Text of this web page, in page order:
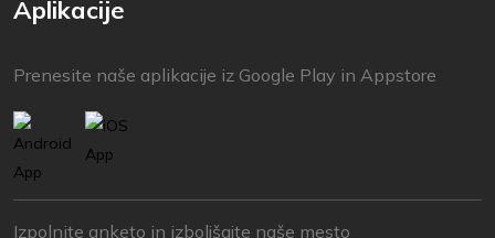
Aplikacije
Prenesite naše aplikacije iz Google Play in Appstore
Izpolnite anketo in izboljšajte naše mesto